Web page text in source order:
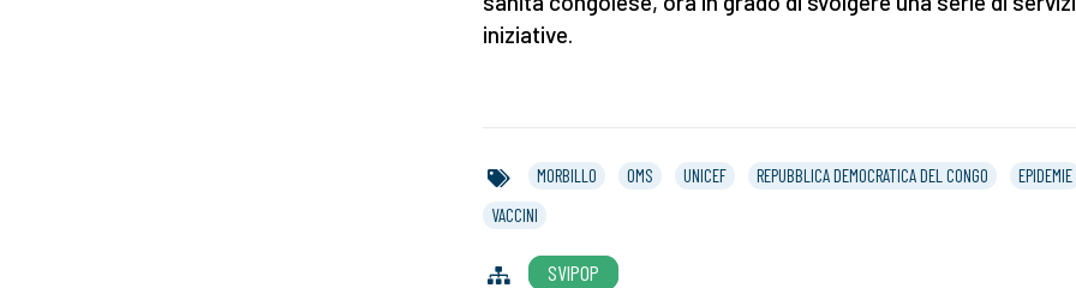
iniziative.
MORBILLO OMS UNICEF REPUBBLICA DEMOCRATICA DEL CONGO
EPIDEMIE
VACCINI
SVIPOP